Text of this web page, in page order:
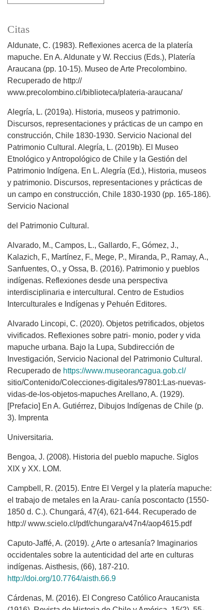
Citas
Aldunate, C. (1983). Reflexiones acerca de la platería
mapuche. En A. Aldunate y W. Reccius (Eds.), Platería
Araucana (pp. 10-15). Museo de Arte Precolombino.
Recuperado de http://
www.precolombino.cl/biblioteca/plateria-araucana/
Alegría, L. (2019a). Historia, museos y patrimonio.
Discursos, representaciones y prácticas de un campo en
construcción, Chile 1830-1930. Servicio Nacional del
Patrimonio Cultural. Alegría, L. (2019b). El Museo
Etnológico y Antropológico de Chile y la Gestión del
Patrimonio Indígena. En L. Alegría (Ed.), Historia, museos
y patrimonio. Discursos, representaciones y prácticas de
un campo en construcción, Chile 1830-1930 (pp. 165-186).
Servicio Nacional
del Patrimonio Cultural.
Alvarado, M., Campos, L., Gallardo, F., Gómez, J.,
Kalazich, F., Martínez, F., Mege, P., Miranda, P., Ramay, A.,
Sanfuentes, O., y Ossa, B. (2016). Patrimonio y pueblos
indígenas. Reflexiones desde una perspectiva
interdisciplinaria e intercultural. Centro de Estudios
Interculturales e Indígenas y Pehuén Editores.
Alvarado Lincopi, C. (2020). Objetos petrificados, objetos
vivificados. Reflexiones sobre patri- monio, poder y vida
mapuche urbana. Bajo la Lupa, Subdirección de
Investigación, Servicio Nacional del Patrimonio Cultural.
Recuperado de https://www.museorancagua.gob.cl/
sitio/Contenido/Colecciones-digitales/97801:Las-nuevas-
vidas-de-los-objetos-mapuches Arellano, A. (1929).
[Prefacio] En A. Gutiérrez, Dibujos Indígenas de Chile (p.
3). Imprenta
Universitaria.
Bengoa, J. (2008). Historia del pueblo mapuche. Siglos
XIX y XX. LOM.
Campbell, R. (2015). Entre El Vergel y la platería mapuche:
el trabajo de metales en la Arau- canía poscontacto (1550-
1850 d. C.). Chungará, 47(4), 621-644. Recuperado de
http:// www.scielo.cl/pdf/chungara/v47n4/aop4615.pdf
Caputo-Jaffé, A. (2019). ¿Arte o artesanía? Imaginarios
occidentales sobre la autenticidad del arte en culturas
indígenas. Aisthesis, (66), 187-210.
http://doi.org/10.7764/aisth.66.9
Cárdenas, M. (2016). El Congreso Católico Araucanista